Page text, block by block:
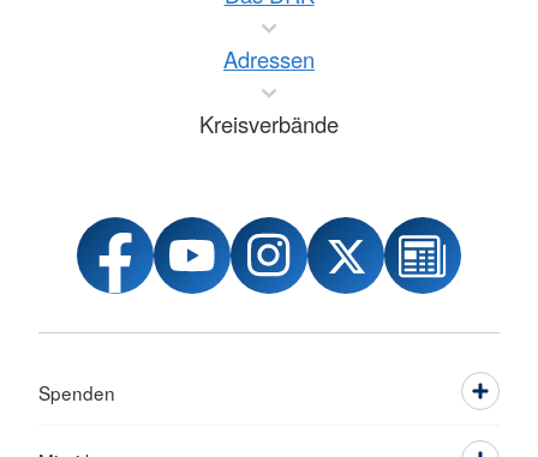
Adressen
Kreisverbände
Spenden